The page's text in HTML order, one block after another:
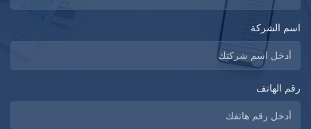
اسم الشركة
رقم الهاتف